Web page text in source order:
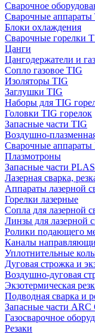
Сварочное
Сварочные аппараты
Блоки охлаждения
Сварочные горелки
Цанги
Цангодержатели и
Сопло газовое TIG
Изоляторы TIG
Заглушки TIG
Наборы для TIG
Головки TIG горелок
Запасные части TIG
Воздушно-
Сварочные
Плазмотроны
Запасные части
Лазерная сварка,
Аппараты лазерной
Горелки лазерные
Сопла для лазерной
Линзы для лазерной
Ролики подающего
Каналы
Уплотнительные
Дуговая строжка и
Воздушно-дуговая
Экзотермическая
Подводная сварка и
Запасные части
Газосварочное
Резаки